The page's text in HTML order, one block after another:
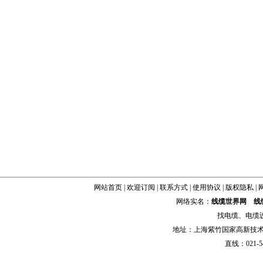
网站首页| 欢迎订阅 联系方式| 使用协议 版权隐私|
网络实名： 线缆世界网
线
找电缆、 电缆
地址：上海紫竹国家高新技
直线：021-